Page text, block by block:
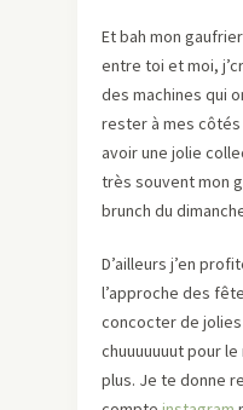
Et bah mon
entre toi et moi,
des machines qui
rester à mes côtés
avoir une jolie
très souvent mon
brunch du
D’ailleurs j’en
l’approche des
concocter de
chuuuuuuut pour le
plus. Je te donne